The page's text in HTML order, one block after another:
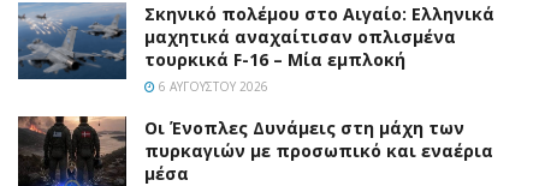
Σκηνικό πολέμου στο Αιγαίο: Ελληνικά
μαχητικά αναχαίτισαν οπλισμένα
τουρκικά F-16 – Μία εμπλοκή
6 ΑΥΓΟΎΣΤΟΥ 2026
Οι Ένοπλες Δυνάμεις στη μάχη των
πυρκαγιών με προσωπικό και εναέρια
μέσα